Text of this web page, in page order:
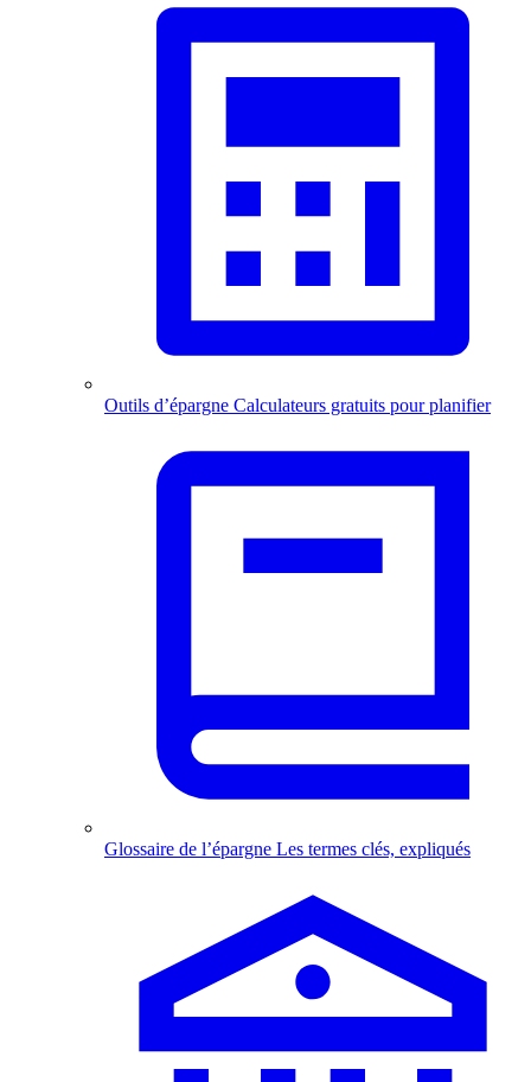
Outils d’épargne Calculateurs gratuits pour planifier
Glossaire de l’épargne Les termes clés, expliqués